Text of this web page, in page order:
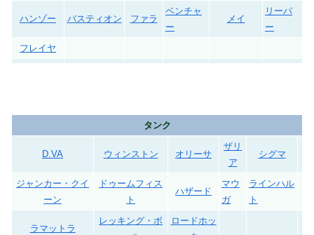
ハンゾー バスティオン ファラ
ベンチャ
ー
メイ
リーパ
ー
フレイヤ
タンク
D.VA ウィンストン オリーサ
ザリ
ア
シグマ
ジャンカー・クイ
ーン
ドゥームフィス
ト
ハザード
マウ
ガ
ラインハル
ト
ラマットラ
レッキング・ボ
ロードホッ